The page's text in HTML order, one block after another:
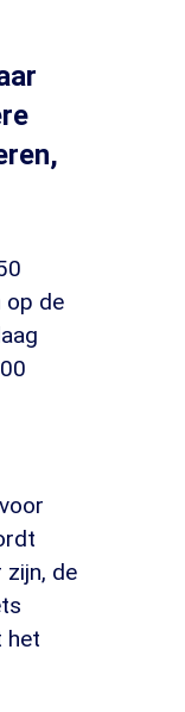
op de
zijn, de
het